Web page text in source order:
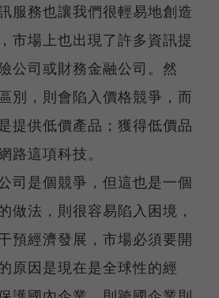
服務也讓我們很輕易地創造
市場上也出現了許多資訊提
公司或財務金融公司。然
別，則會陷入價格競爭，而
提供低價產品；獲得低價品
路這項科技。
司是個競爭，但這也是一個
做法，則很容易陷入困境，
預經濟發展，市場必須要開
原因是現在是全球性的經